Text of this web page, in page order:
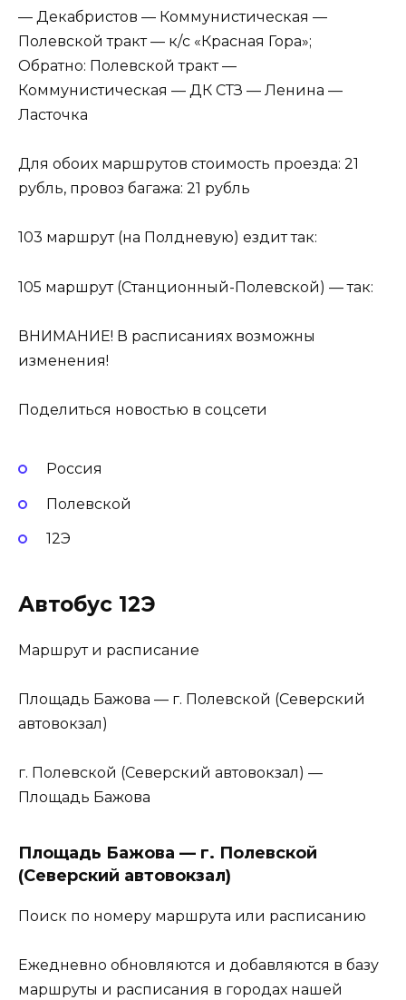
— Декабристов — Коммунистическая —
Полевской тракт — к/с «Красная Гора»;
Обратно: Полевской тракт —
Коммунистическая — ДК СТЗ — Ленина —
Ласточка
Для обоих маршрутов стоимость проезда: 21
рубль, провоз багажа: 21 рубль
103 маршрут (на Полдневую) ездит так:
105 маршрут (Станционный-Полевской) — так:
ВНИМАНИЕ! В расписаниях возможны
изменения!
Поделиться новостью в соцсети
Россия
Полевской
12Э
Автобус 12Э
Маршрут и расписание
Площадь Бажова — г. Полевской (Северский
автовокзал)
г. Полевской (Северский автовокзал) —
Площадь Бажова
Площадь Бажова — г. Полевской
(Северский автовокзал)
Поиск по номеру маршрута или расписанию
Ежедневно обновляются и добавляются в базу
маршруты и расписания в городах нашей